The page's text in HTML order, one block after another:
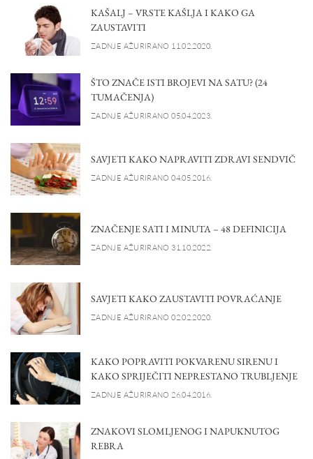
KAŠALJ – VRSTE KAŠLJA I KAKO GA
ZAUSTAVITI
ZADNJE AŽURIRANO 11.02.2020.
ŠTO ZNAČE ISTI BROJEVI NA SATU? (24
TUMAČENJA)
ZADNJE AŽURIRANO 05.04.2023.
SAVJETI KAKO NAPRAVITI ZDRAVI SENDVIČ
ZADNJE AŽURIRANO 04.05.2016.
ZNAČENJE SATI I MINUTA – 48 DEFINICIJA
ZADNJE AŽURIRANO 31.10.2022.
SAVJETI KAKO ZAUSTAVITI POVRAĆANJE
ZADNJE AŽURIRANO 02.02.2020.
KAKO POPRAVITI POKVARENU SIRENU I
KAKO SPRIJEČITI NEPRESTANO TRUBLJENJE
ZADNJE AŽURIRANO 26.04.2016.
ZNAKOVI SLOMLJENOG I NAPUKNUTOG
REBRA